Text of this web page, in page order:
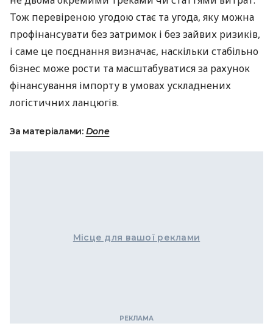
Тож перевіреною угодою стає та угода, яку можна
профінансувати без затримок і без зайвих ризиків,
і саме це поєднання визначає, наскільки стабільно
бізнес може рости та масштабуватися за рахунок
фінансування імпорту в умовах ускладнених
логістичних ланцюгів.
За матеріалами: Done
Місце для вашої реклами